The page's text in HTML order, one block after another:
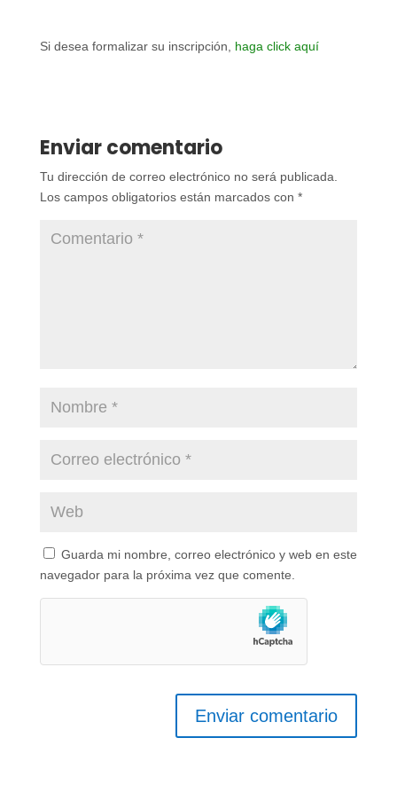
Si desea formalizar su inscripción, haga click aquí
Enviar comentario
Tu dirección de correo electrónico no será publicada.
Los campos obligatorios están marcados con *
Guarda mi nombre, correo electrónico y web en este
navegador para la próxima vez que comente.